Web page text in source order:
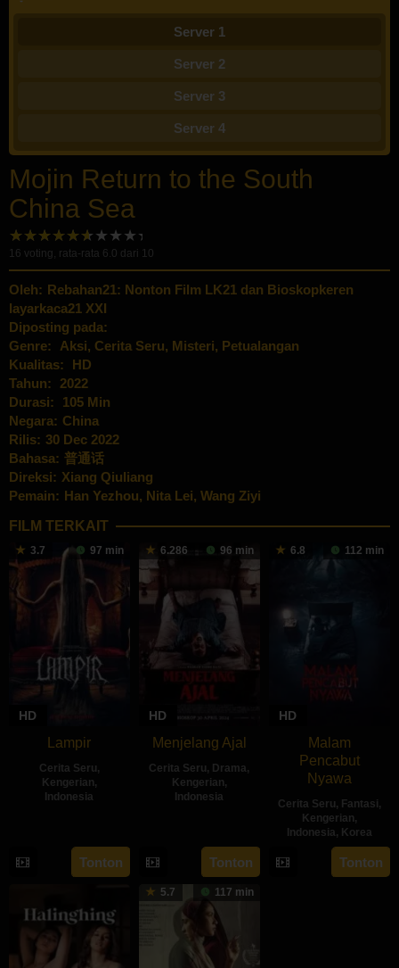
Server 1
Server 2
Server 3
Server 4
Mojin Return to the South
China Sea
16 voting, rata-rata 6.0 dari 10
Oleh: Rebahan21: Nonton Film LK21 dan Bioskopkeren
layarkaca21 XXI
Diposting pada:
Genre:
Aksi, Cerita Seru, Misteri, Petualangan
Kualitas:
HD
Tahun:
2022
Durasi:
105 Min
Negara: China
Rilis: 30 Dec 2022
Bahasa: 普通话
Direksi: Xiang Qiuliang
Pemain: Han Yezhou, Nita Lei, Wang Ziyi
FILM TERKAIT
3.7 97 min
HD
Lampir
Cerita Seru,
Kengerian,
Indonesia
Feb
2024
Gulardi
Tonton
6.286 96 min
HD
Menjelang Ajal
Cerita Seru, Drama,
Kengerian,
Indonesia
Apr
2024
Daeng
Ratu
Tonton
6.8 112 min
HD
Malam
Pencabut
Nyawa
Cerita Seru, Fantasi,
Kengerian,
Indonesia, Korea
22
May
Sidharta
Tata
Tonton
5.7 117 min